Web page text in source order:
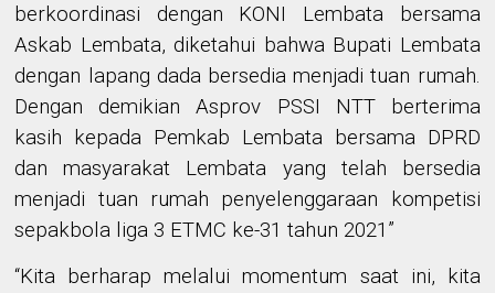
berkoordinasi dengan KONI Lembata bersama
Askab Lembata, diketahui bahwa Bupati Lembata
dengan lapang dada bersedia menjadi tuan rumah.
Dengan demikian Asprov PSSI NTT berterima
kasih kepada Pemkab Lembata bersama DPRD
dan masyarakat Lembata yang telah bersedia
menjadi tuan rumah penyelenggaraan kompetisi
sepakbola liga 3 ETMC ke-31 tahun 2021”
“Kita berharap melalui momentum saat ini, kita